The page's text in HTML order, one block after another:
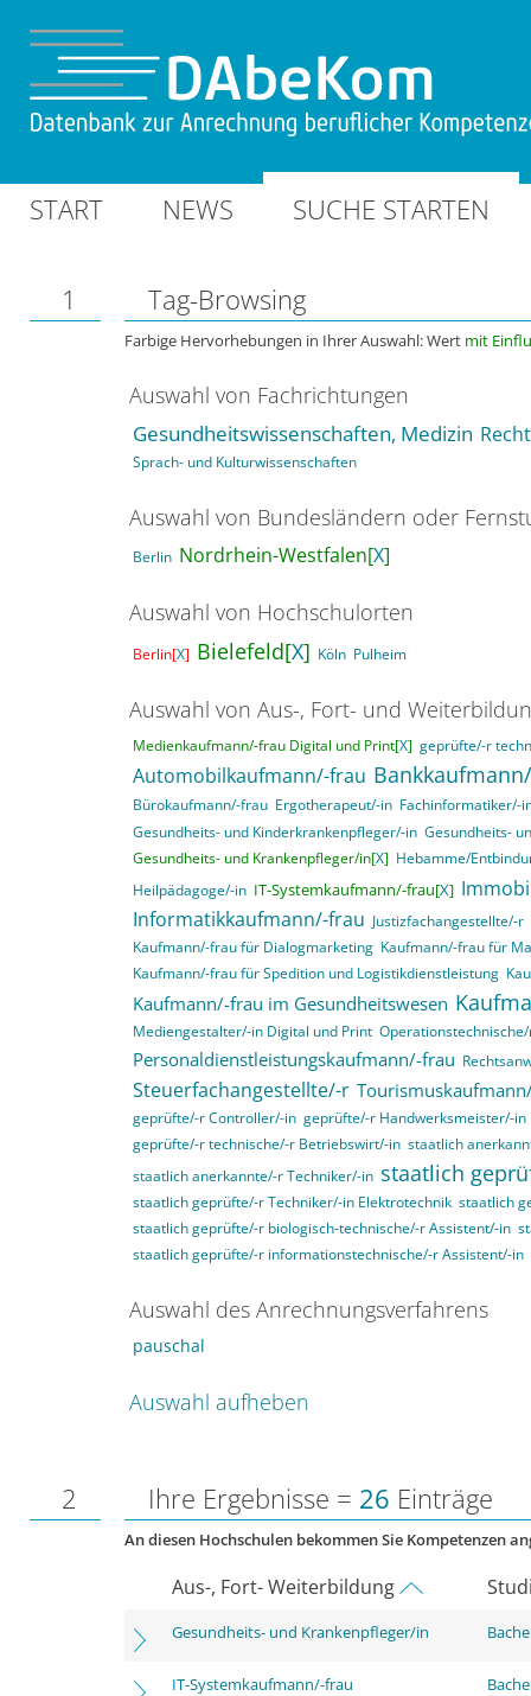
START NEWS SUCHE STARTEN
1 Tag-Browsing
Farbige Hervorhebungen in Ihrer Auswahl: Wert mit
Auswahl von Fachrichtungen
Gesundheitswissenschaften, Medizin
Sprach- und Kulturwissenschaften
Auswahl von Bundesländern oder
Berlin Nordrhein-Westfalen[X]
Auswahl von Hochschulorten
Berlin[X] Bielefeld[X] Köln Pulheim
Auswahl von Aus-, Fort- und
Medienkaufmann/-frau Digital und Print[X] geprüfte/-r
Automobilkaufmann/-frau
Bürokaufmann/-frau Ergotherapeut/-in Fachinformatiker/-
Gesundheits- und Kinderkrankenpfleger/-in Gesundheits-
Gesundheits- und Krankenpfleger/in[X] Hebamme/
Heilpädagoge/-in IT-Systemkaufmann/-frau[X]
Informatikkaufmann/-frau Justizfachangestellte/-r
Kaufmann/-frau für Dialogmarketing Kaufmann/-frau für
Kaufmann/-frau für Spedition und Logistikdienstleistung
Kaufmann/-frau im Gesundheitswesen
Mediengestalter/-in Digital und Print
Personaldienstleistungskaufmann/-frau
Steuerfachangestellte/-r
geprüfte/-r Controller/-in geprüfte/-r Handwerksmeister/-in
geprüfte/-r technische/-r Betriebswirt/-in staatlich
staatlich anerkannte/-r Techniker/-in staatlich
staatlich geprüfte/-r Techniker/-in Elektrotechnik staatlich
staatlich geprüfte/-r biologisch-technische/-r Assistent/-in
staatlich geprüfte/-r informationstechnische/-r Assistent/-in
Auswahl des Anrechnungsverfahrens
pauschal
Auswahl aufheben
2 Ihre Ergebnisse = 26 Einträge
An diesen Hochschulen bekommen Sie Kompetenzen
Aus-, Fort- Weiterbildung
Gesundheits- und Krankenpfleger/in
IT-Systemkaufmann/-frau